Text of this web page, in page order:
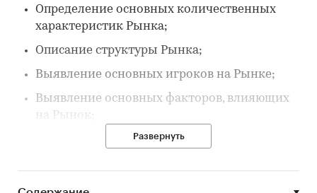
Определение основных количественных
характеристик Рынка;
Описание структуры Рынка;
Выявление основных игроков на Рынке;
Выявление основных факторов, влияющих
на Рынок;
Выявление основных тенденций Рынка;
Развернуть